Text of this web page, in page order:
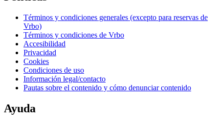
Términos y condiciones generales (excepto para reservas de
Vrbo)
Términos y condiciones de Vrbo
Accesibilidad
Privacidad
Cookies
Condiciones de uso
Información legal/contacto
Pautas sobre el contenido y cómo denunciar contenido
Ayuda